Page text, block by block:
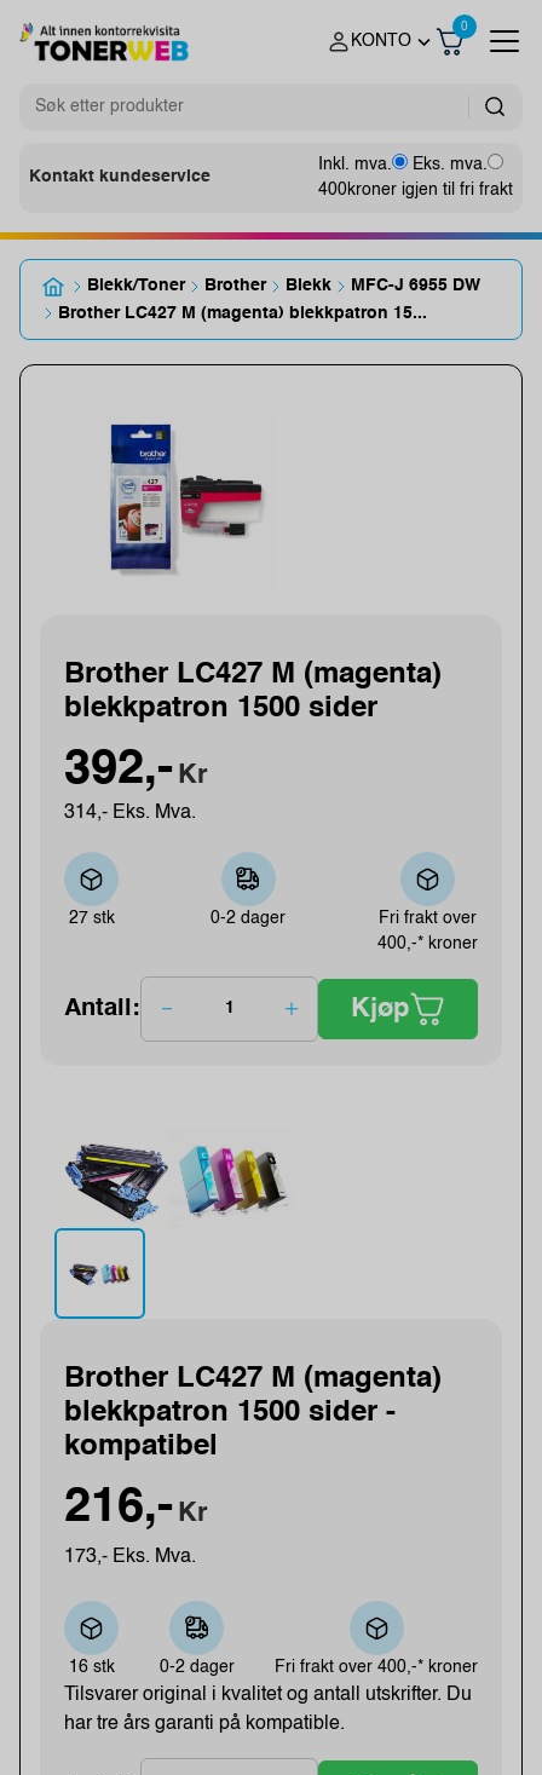
KONTO
0
Kontakt kundeservice
Inkl. mva.
Eks. mva.
400kroner igjen til fri frakt
Blekk/Toner Brother Blekk
MFC-J 6955 DW
Brother LC427 M (magenta) blekkpatron 15...
Brother LC427 M (magenta)
blekkpatron 1500 sider
392,- Kr
314,- Eks. Mva.
27 stk 0-2 dager
Fri frakt over
400,-* kroner
Antall: Kjøp
Brother LC427 M (magenta)
blekkpatron 1500 sider -
kompatibel
216,- Kr
173,- Eks. Mva.
16 stk 0-2 dager Fri frakt over 400,-* kroner
Tilsvarer original i kvalitet og antall utskrifter. Du
har tre års garanti på kompatible.